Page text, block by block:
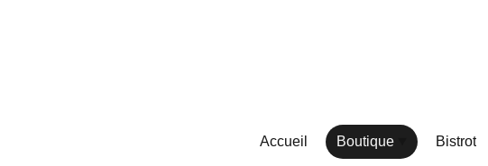
Accueil Boutique Bistrot